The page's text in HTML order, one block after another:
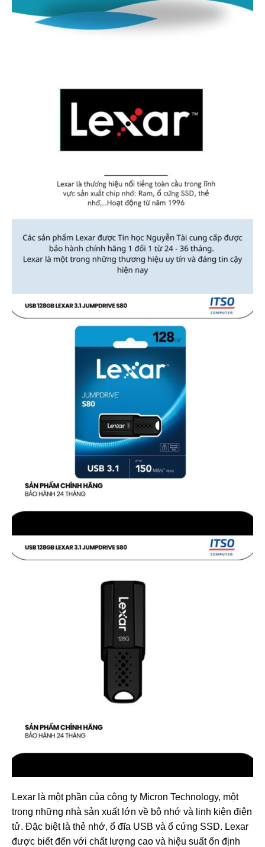
Lexar là một phần của công ty Micron Technology, một
trong những nhà sản xuất lớn về bộ nhớ và linh kiện điện
tử. Đặc biệt là thẻ nhớ, ổ đĩa USB và ổ cứng SSD. Lexar
được biết đến với chất lượng cao và hiệu suất ổn định